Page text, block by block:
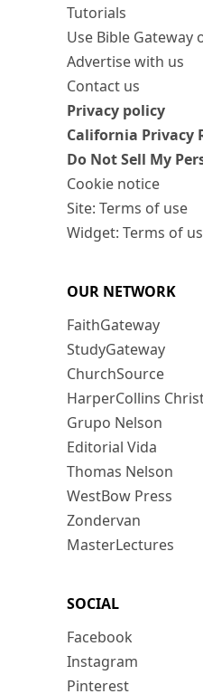
Tutorials
Use Bible Gateway
Advertise with us
Contact us
Privacy policy
California Privacy
Do Not Sell My
Cookie notice
Site: Terms of use
Widget: Terms of
OUR NETWORK
FaithGateway
StudyGateway
ChurchSource
HarperCollins
Grupo Nelson
Editorial Vida
Thomas Nelson
WestBow Press
Zondervan
MasterLectures
SOCIAL
Facebook
Instagram
Pinterest